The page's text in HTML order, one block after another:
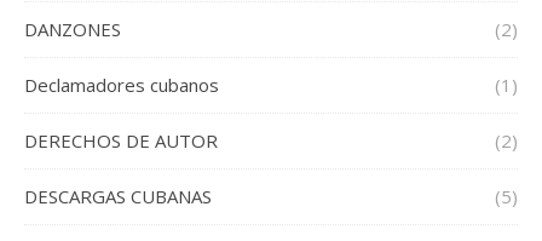
DANZONES (2)
Declamadores cubanos (1)
DERECHOS DE AUTOR (2)
DESCARGAS CUBANAS (5)